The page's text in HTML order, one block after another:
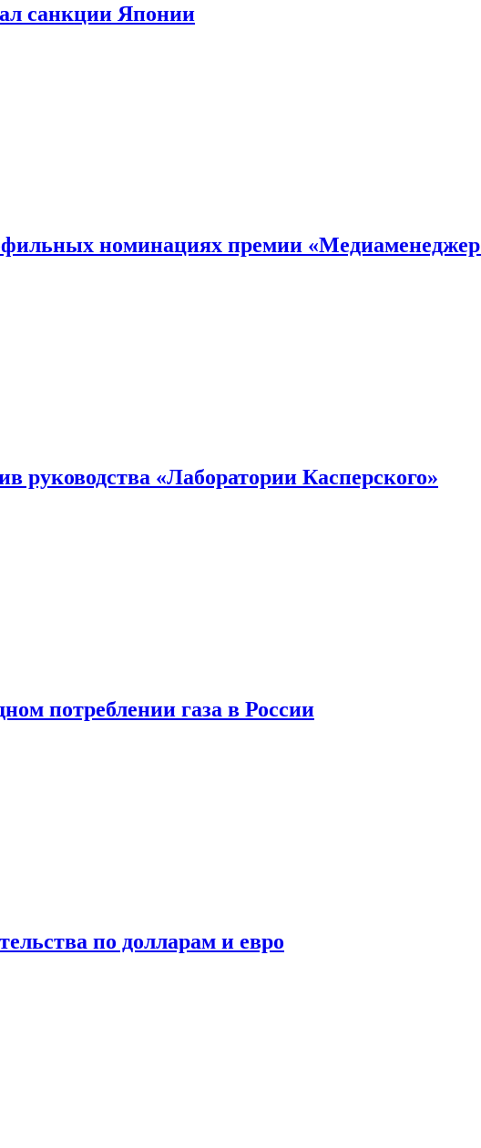
санкции Японии
номинациях премии «Медиаменеджер
руководства «Лаборатории Касперского»
потреблении газа в России
по долларам и евро